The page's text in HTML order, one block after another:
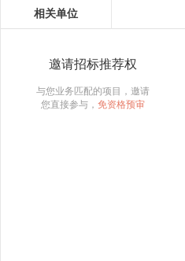
相关单位
邀请招标推荐权
与您业务匹配的项目，邀请
您直接参与， 免资格预审